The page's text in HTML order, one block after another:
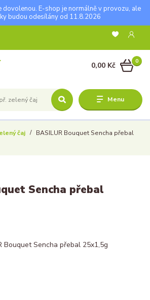
dovolenou. E-shop je normálně v provozu, ale
budou odesílány od 11.8.2026
Menu
0
0,00 Kč
čaj
BASILUR Bouquet Sencha přebal
Sencha přebal